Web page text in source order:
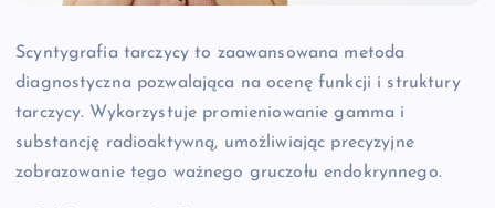
Scyntygrafia tarczycy to zaawansowana metoda
diagnostyczna pozwalająca na ocenę funkcji i struktury
tarczycy. Wykorzystuje promieniowanie gamma i
substancję radioaktywną, umożliwiając precyzyjne
zobrazowanie tego ważnego gruczołu endokrynnego.